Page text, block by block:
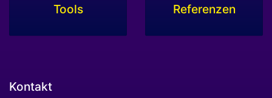
Tools Referenzen
Kontakt